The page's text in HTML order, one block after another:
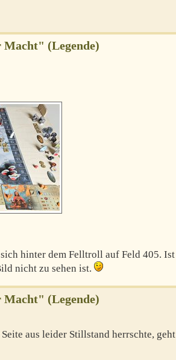
Macht" (Legende)
hinter dem Felltroll auf Feld 405. Ist
nicht zu sehen ist.
Macht" (Legende)
aus leider Stillstand herrschte, geht